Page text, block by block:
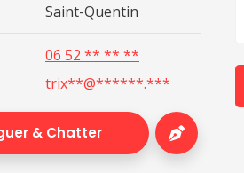
Saint-Quentin
06 52 ** ** **
trix**@******.***
& Chatter